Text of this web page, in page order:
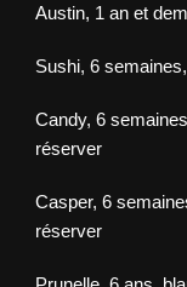
Austin, 1 an et
Sushi, 6
Candy, 6
réserver
Casper, 6
réserver